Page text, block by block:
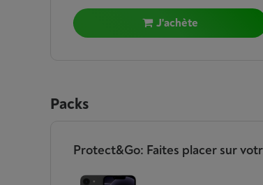
J'achète
Packs
Protect&Go: Faites placer sur